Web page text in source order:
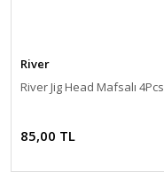
River
River Jig Head Mafsalı 4Pcs
85,00 TL